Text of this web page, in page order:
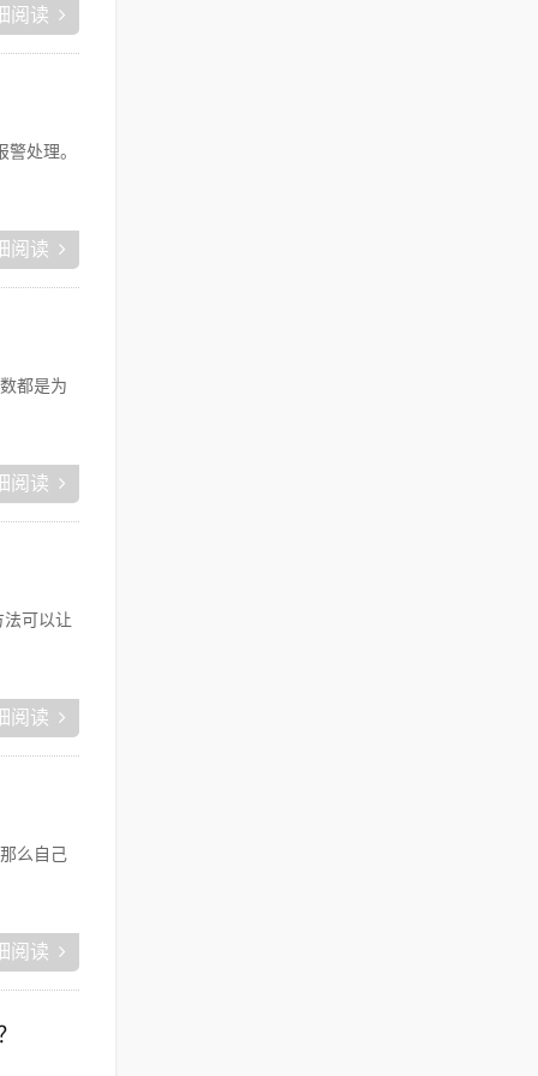
阅读
处理。
阅读
都是为
阅读
可以让
阅读
么自己
阅读